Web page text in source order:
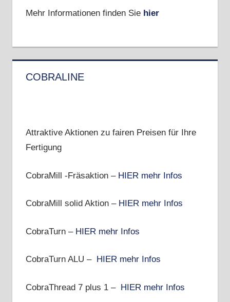
Mehr Informationen finden Sie hier
COBRALINE
Attraktive Aktionen zu fairen Preisen für Ihre
Fertigung
CobraMill -Fräsaktion – HIER mehr Infos
CobraMill solid Aktion – HIER mehr Infos
CobraTurn – HIER mehr Infos
CobraTurn ALU – HIER mehr Infos
CobraThread 7 plus 1 – HIER mehr Infos